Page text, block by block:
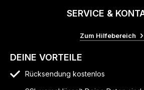
SERVICE &
Zum Hilfebereich
DEINE VORTEILE
Rücksendung kostenlos